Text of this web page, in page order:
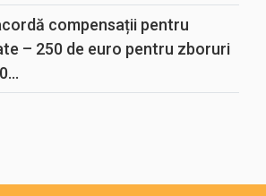
compensații pentru
– 250 de euro pentru zboruri